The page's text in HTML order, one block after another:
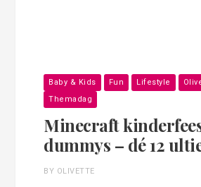
Baby & Kids Fun Lifestyle
Themadag
Minecraft
dummys – dé 12
BY OLIVETTE